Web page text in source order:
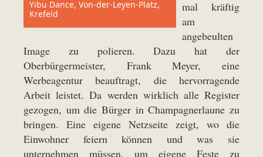
Yibu Dance, Von-der-Leyen-Platz,
Krefeld
mal kräftig
am
angebeulten
Image zu polieren. Dazu hat der
Oberbürgermeister, Frank Meyer, eine
Werbeagentur beauftragt, die hervorragende
Arbeit leistet. Da werden wirklich alle Register
gezogen, um die Bürger in Champagnerlaune zu
bringen. Eine eigene Netzseite zeigt, wo die
Einwohner feiern können und was sie
unternehmen müssen, um eigene Feste zu